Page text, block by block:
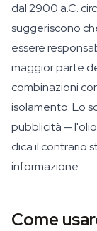
dal 2900 a.C.
suggeriscono
essere
maggior parte
combinazioni
isolamento. Lo
pubblicità —
dica il contrario
informazione.
Come